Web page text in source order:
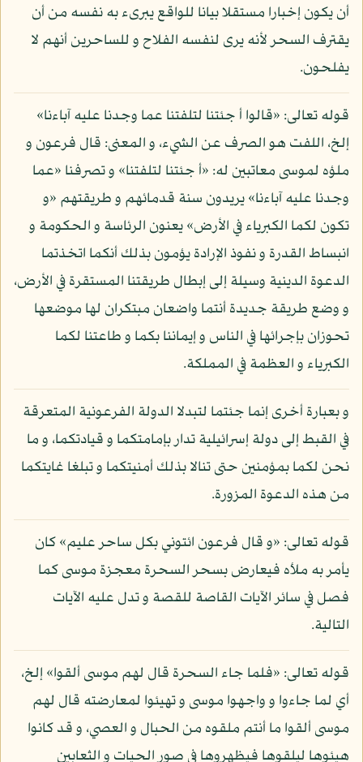
أن يكون إخبارا مستقلا بيانا للواقع يبرىء به نفسه من أن
يقترف السحر لأنه يرى لنفسه الفلاح و للساحرين أنهم لا
يفلحون.
قوله تعالى: «قالوا أ جئتنا لتلفتنا عما وجدنا عليه آباءنا»
إلخ، اللفت هو الصرف عن الشيء، و المعنى: قال فرعون و
ملؤه لموسى معاتبين له: «أ جئتنا لتلفتنا» و تصرفنا «عما
وجدنا عليه آباءنا» يريدون سنة قدمائهم و طريقتهم «و
تكون لكما الكبرياء في الأرض» يعنون الرئاسة و الحكومة و
انبساط القدرة و نفوذ الإرادة يؤمون بذلك أنكما اتخذتما
الدعوة الدينية وسيلة إلى إبطال طريقتنا المستقرة في الأرض،
و وضع طريقة جديدة أنتما واضعان مبتكران لها موضعها
تحوزان بإجرائها في الناس و إيماننا بكما و طاعتنا لكما
الكبرياء و العظمة في المملكة.
و بعبارة أخرى إنما جئتما لتبدلا الدولة الفرعونية المتعرقة
في القبط إلى دولة إسرائيلية تدار بإمامتكما و قيادتكما، و ما
نحن لكما بمؤمنين حتى تنالا بذلك أمنيتكما و تبلغا غايتكما
من هذه الدعوة المزورة.
قوله تعالى: «و قال فرعون ائتوني بكل ساحر عليم» كان
يأمر به ملأه فيعارض بسحر السحرة معجزة موسى كما
فصل في سائر الآيات القاصة للقصة و تدل عليه الآيات
التالية.
قوله تعالى: «فلما جاء السحرة قال لهم موسى ألقوا» إلخ،
أي لما جاءوا و واجهوا موسى و تهيئوا لمعارضته قال لهم
موسى ألقوا ما أنتم ملقوه من الحبال و العصي، و قد كانوا
هيئوها ليلقوها فيظهروها في صور الحيات و الثعابين